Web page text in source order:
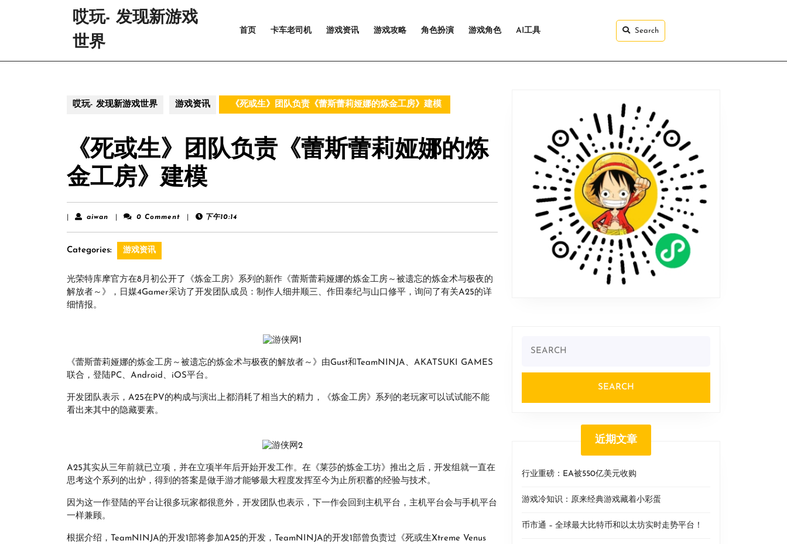
哎玩- 发现新游戏
世界
首页 卡车老司机 游戏资讯 游戏攻略 角色扮演 游戏角色 AI工具 Search
哎玩- 发现新游戏世界 游戏资讯 《死或生》团队负责《蕾斯蕾莉娅娜的炼金工房》建模
《死或生》团队负责《蕾斯蕾莉娅娜的炼
金工房》建模
aiwan aiwan 0 Comment 下午10:14
Categories: 游戏资讯
光荣特库摩官方在8月初公开了《炼金工房》系列的新作《蕾斯蕾莉娅娜的炼金工房～被遗忘的炼金术与极夜的
解放者～》，日媒4Gamer采访了开发团队成员：制作人细井顺三、作田泰纪与山口修平，询问了有关A25的详
细情报。
《蕾斯蕾莉娅娜的炼金工房～被遗忘的炼金术与极夜的解放者～》由Gust和TeamNINJA、AKATSUKI GAMES
联合，登陆PC、Android、iOS平台。
开发团队表示，A25在PV的构成与演出上都消耗了相当大的精力，《炼金工房》系列的老玩家可以试试能不能
看出来其中的隐藏要素。
A25其实从三年前就已立项，并在立项半年后开始开发工作。在《莱莎的炼金工坊》推出之后，开发组就一直在
思考这个系列的出炉，得到的答案是做手游才能够最大程度发挥至今为止所积蓄的经验与技术。
因为这一作登陆的平台让很多玩家都很意外，开发团队也表示，下一作会回到主机平台，主机平台会与手机平台
一样兼顾。
根据介绍，TeamNINJA的开发1部将参加A25的开发，TeamNINJA的开发1部曾负责过《死或生Xtreme Venus
for:
近期文章
行业重磅：EA被550亿美元收购
游戏冷知识：原来经典游戏藏着小彩蛋
币市通 – 全球最大比特币和以太坊实时走势平台！